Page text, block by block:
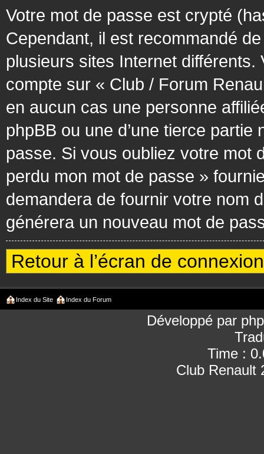
Votre mot de passe est crypté
Cependant, il est recommandé
plusieurs sites Internet différents.
compte sur « Club / Forum
en aucun cas une personne
phpBB ou une d’une tierce
passe. Si vous oubliez votre mot
perdu mon mot de passe »
demandera de fournir votre nom
générera un nouveau mot de
Retour à l’écran de connexion
Index du Site Index du Forum
Développé par
Time :
Club Renault